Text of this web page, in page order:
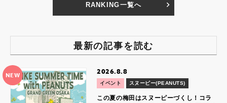
RANKING一覧へ
最新の記事を読む
NEW 2026.8.8
イベント スヌーピー(PEANUTS)
この夏の梅田はスヌーピーづくし！コラ